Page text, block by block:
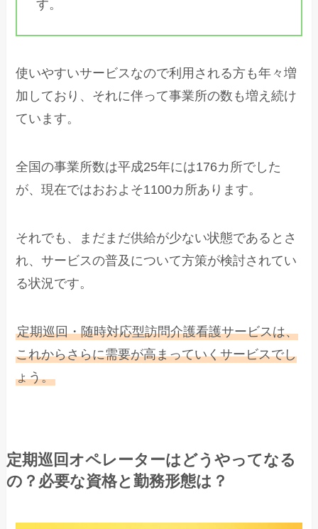
す。
使いやすいサービスなので利用される方も年々増
加しており、それに伴って事業所の数も増え続け
ています。
全国の事業所数は平成25年には176カ所でした
が、現在ではおおよそ1100カ所あります。
それでも、まだまだ供給が少ない状態であるとさ
れ、サービスの普及について方策が検討されてい
る状況です。
定期巡回・随時対応型訪問介護看護サービスは、
これからさらに需要が高まっていくサービスでし
ょう。
定期巡回オペレーターはどうやってなる
の？必要な資格と勤務形態は？